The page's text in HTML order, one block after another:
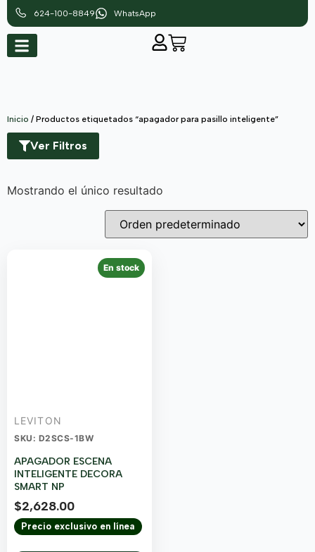
624-100-8849 WhatsApp
Inicio / Productos etiquetados “apagador para pasillo inteligente”
Ver Filtros
Mostrando el único resultado
En stock
LEVITON
SKU: D2SCS-1BW
APAGADOR ESCENA
INTELIGENTE DECORA
SMART NP
$2,628.00
Precio exclusivo en línea